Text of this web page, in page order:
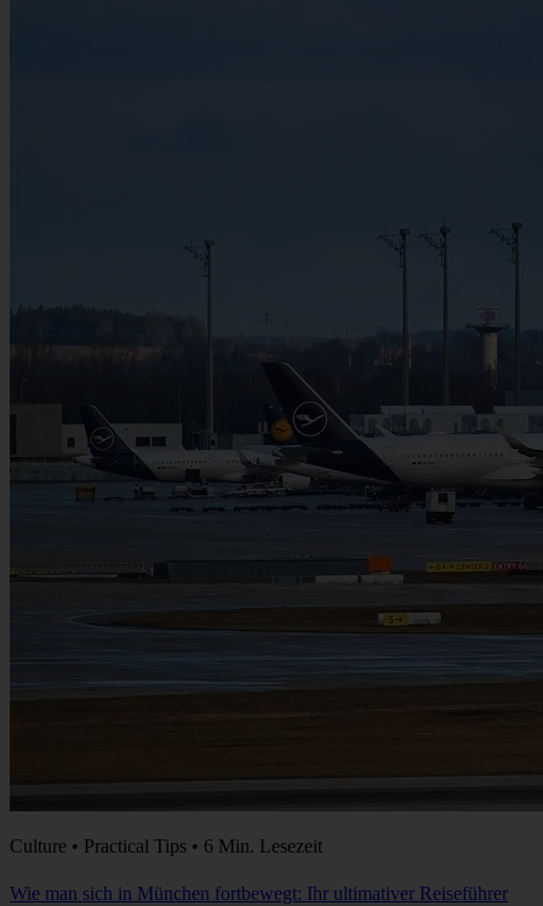
Culture • Practical Tips • 6 Min. Lesezeit
Wie man sich in München fortbewegt: Ihr ultimativer Reiseführer